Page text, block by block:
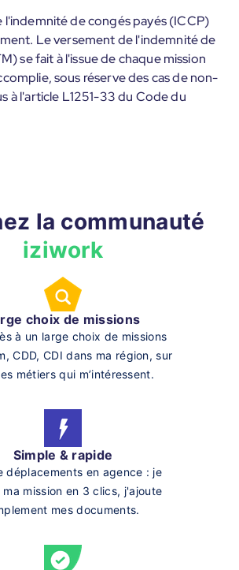
l'indemnité de congés payés (ICCP)
Le versement de l'indemnité de
se fait à l'issue de chaque mission
sous réserve des cas de non-
à l'article L1251-33 du Code du
la communauté
iziwork
choix de missions
à un large choix de missions
CDD, CDI dans ma région, sur
métiers qui m’intéressent.
Simple & rapide
déplacements en agence : je
ma mission en 3 clics, j'ajoute
mes documents.